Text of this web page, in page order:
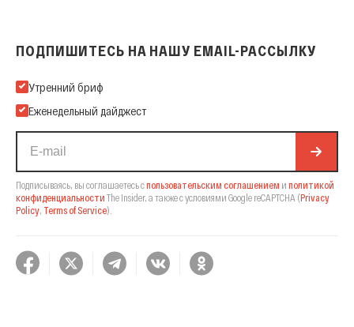
ПОДПИШИТЕСЬ НА НАШУ EMAIL-РАССЫЛКУ
Подпишитесь на нашу Email-рассылку
Утренний бриф
Еженедельный дайджест
Подписываясь, вы соглашаетесь спользовательским соглашением и политикой
конфиденциальности The Insider, а также с условиями Google reCAPTCHA (Privacy
Policy Terms of Service).